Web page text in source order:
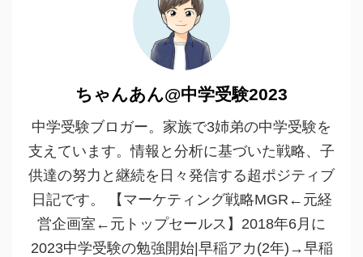
ちゃんあん@中学受験2023
中学受験ブロガー。家族で3姉弟の中学受験を
支えています。情報と分析に基づいた戦略、子
供達の努力と継続を日々発信する超ポジティブ
日記です。 【マーケティング戦略MGR←元経
営企画室←元トップセールス】2018年6月に
2023中学受験の勉強開始|早稲アカ(2年)→早稲